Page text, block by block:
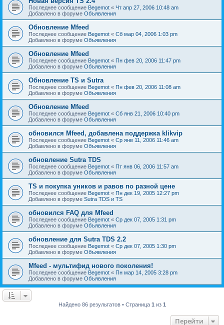
Последнее сообщение Begemot « Чт апр 27, 2006 10:48 am
Добавлено в форуме Объявления
Обновление Mfeed
Последнее сообщение Begemot « Сб мар 04, 2006 1:03 pm
Добавлено в форуме Объявления
Обновление Mfeed
Последнее сообщение Begemot « Пн фев 20, 2006 11:47 pm
Добавлено в форуме Объявления
Обновление TS и Sutra
Последнее сообщение Begemot « Пн фев 20, 2006 11:08 am
Добавлено в форуме Объявления
Обновление Mfeed
Последнее сообщение Begemot « Сб янв 21, 2006 10:40 pm
Добавлено в форуме Объявления
обновился Mfeed, добавлена поддержка klikvip
Последнее сообщение Begemot « Ср янв 11, 2006 11:46 am
Добавлено в форуме Объявления
обновление Sutra TDS
Последнее сообщение Begemot « Пт янв 06, 2006 11:57 am
Добавлено в форуме Объявления
TS и покупка уников и равов по разной цене
Последнее сообщение Begemot « Пн дек 19, 2005 12:27 pm
Добавлено в форуме Sutra TDS и TS
обновился FAQ для Mfeed
Последнее сообщение Begemot « Ср дек 07, 2005 1:31 pm
Добавлено в форуме Объявления
обновление для Sutra TDS 2.2
Последнее сообщение Begemot « Ср дек 07, 2005 1:30 pm
Добавлено в форуме Объявления
Mfeed - мультифид нового поколения!
Последнее сообщение Begemot « Пн мар 14, 2005 3:28 pm
Добавлено в форуме Объявления
Найдено 86 результатов • Страница 1 из 1
Перейти